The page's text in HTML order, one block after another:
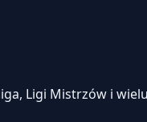
Ligi Mistrzów i